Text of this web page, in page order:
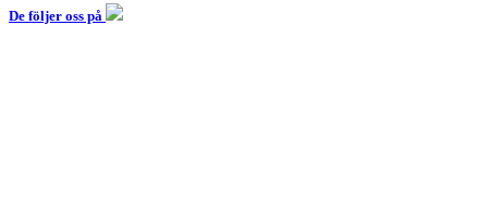
De följer oss på